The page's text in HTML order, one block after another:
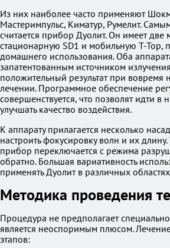
Из них наиболее часто применяют
Мастеримпульс, Киматур, Румелит.
считается прибор Дуолит. Он имеет
стационарную SD1 и мобильную T-Top,
домашнего использования. Оба
запатентованным источником
положительный результат при вовремя
лечении. Программное обеспечение
совершенствуется, что позволят идти в
улучшать качество воздействия.
К аппарату прилагается несколько
настроить фокусировку волн и их
прибор переключается с режима
обратно. Большая вариативность
применять Дуолит в различных
Методика проведения
Процедура не предполагает
является неоспоримым плюсом.
этапов: